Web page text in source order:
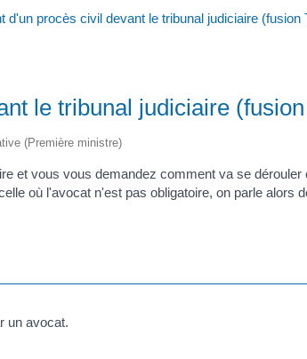
d'un procès civil devant le tribunal judiciaire (fusion
le tribunal judiciaire
(Première ministre)
et vous vous demandez comment va se
où l'avocat n'est pas obligatoire, on parle alors
un avocat.